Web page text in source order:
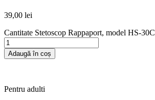
39,00 lei
Cantitate Stetoscop Rappaport, model HS-30C
Adaugă în coș
Pentru adulti